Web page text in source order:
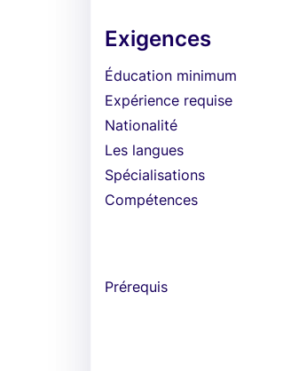
Exigences
Éducation minimum
Expérience requise
Nationalité
Les langues
Spécialisations
Compétences
Prérequis